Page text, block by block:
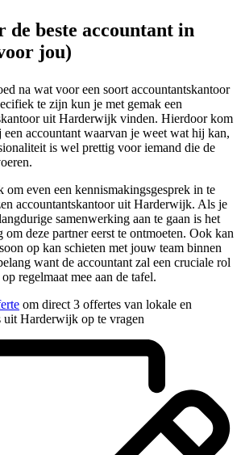
de beste accountant in
jou)
na wat voor een soort accountantskantoor
te zijn kun je met gemak een
uit Harderwijk vinden. Hierdoor kom
accountant waarvan je weet wat hij kan,
is wel prettig voor iemand die de
om even een kennismakingsgesprek in te
accountantskantoor uit Harderwijk. Als je
samenwerking aan te gaan is het
deze partner eerst te ontmoeten. Ook kan
op kan schieten met jouw team binnen
want de accountant zal een cruciale rol
regelmaat mee aan de tafel.
om direct 3 offertes van lokale en
uit Harderwijk op te vragen